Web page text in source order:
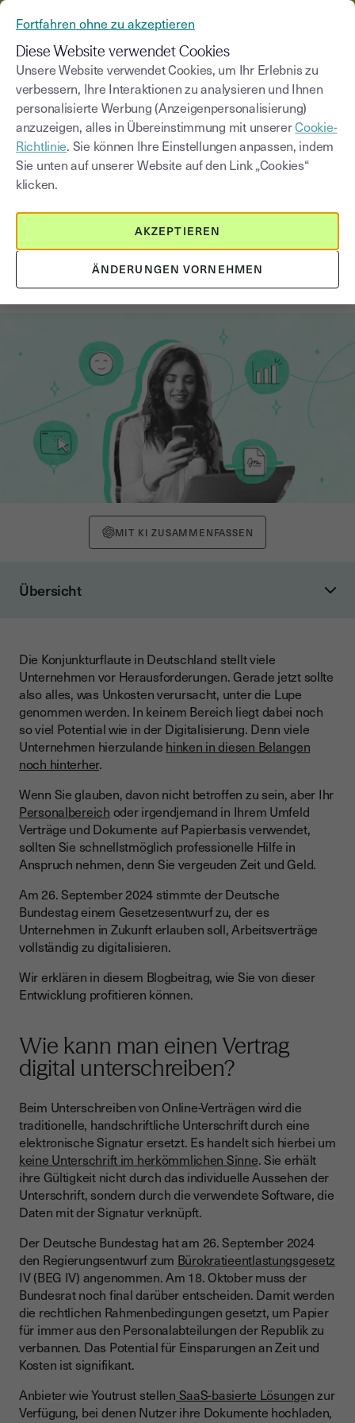
Blog
Kategorie auswählen Saisissez un terme
Verträge online unterschreiben:
Papier hat keine Zukunft
MIT KI ZUSAMMENFASSEN
Übersicht
Ist ein digital unterschriebener Vertrag gültig?
Email, Klick, Signatur
Was ist die sicherste Unterschrift für Unternehmen?
Software für mehr als eine Unterschrift
Sind Online-Verträge ohne Unterschrift gültig?
Fazit: Warum Sie auf elektronische Signaturen setzen sollten
Die Konjunkturflaute in Deutschland stellt viele
Unternehmen vor Herausforderungen. Gerade jetzt sollte
also alles, was Unkosten verursacht, unter die Lupe
genommen werden. In keinem Bereich liegt dabei noch
so viel Potential wie in der Digitalisierung. Denn viele
Unternehmen hierzulande hinken in diesen Belangen
noch hinterher.
Wenn Sie glauben, davon nicht betroffen zu sein, aber Ihr
Personalbereich oder irgendjemand in Ihrem Umfeld
Verträge und Dokumente auf Papierbasis verwendet,
sollten Sie schnellstmöglich professionelle Hilfe in
Anspruch nehmen, denn Sie vergeuden Zeit und Geld.
Am 26. September 2024 stimmte der Deutsche
Bundestag einem Gesetzesentwurf zu, der es
Unternehmen in Zukunft erlauben soll, Arbeitsverträge
vollständig zu digitalisieren.
Wir erklären in diesem Blogbeitrag, wie Sie von dieser
Entwicklung profitieren können.
Wie kann man einen Vertrag
digital unterschreiben?
Beim Unterschreiben von Online-Verträgen wird die
traditionelle, handschriftliche Unterschrift durch eine
elektronische Signatur ersetzt. Es handelt sich hierbei um
keine Unterschrift im herkömmlichen Sinne. Sie erhält
ihre Gültigkeit nicht durch das individuelle Aussehen der
Unterschrift, sondern durch die verwendete Software, die
Daten mit der Signatur verknüpft.
Der Deutsche Bundestag hat am 26. September 2024
den Regierungsentwurf zum Bürokratieentlastungsgesetz
IV (BEG IV) angenommen. Am 18. Oktober muss der
Bundesrat noch final darüber entscheiden. Damit werden
die rechtlichen Rahmenbedingungen gesetzt, um Papier
für immer aus den Personalabteilungen der Republik zu
verbannen. Das Potential für Einsparungen an Zeit und
Kosten ist signifikant.
Anbieter wie Youtrust stellen SaaS-basierte Lösungen zur
Verfügung, bei denen Nutzer ihre Dokumente hochladen,
Fortfahren ohne zu akzeptieren
Diese Website verwendet Cookies
Unsere Website verwendet Cookies, um Ihr Erlebnis zu
verbessern, Ihre Interaktionen zu analysieren und Ihnen
personalisierte Werbung (Anzeigenpersonalisierung)
anzuzeigen, alles in Übereinstimmung mit unsererCookie-
Richtlinie. Sie können Ihre Einstellungen anpassen, indem
Sie unten auf unserer Website auf den Link „Cookies“
klicken.
ÄNDERUNGEN VORNEHMEN
AKZEPTIEREN